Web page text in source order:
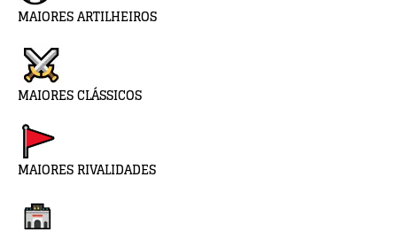
MAIORES ARTILHEIROS
MAIORES CLÁSSICOS
MAIORES RIVALIDADES